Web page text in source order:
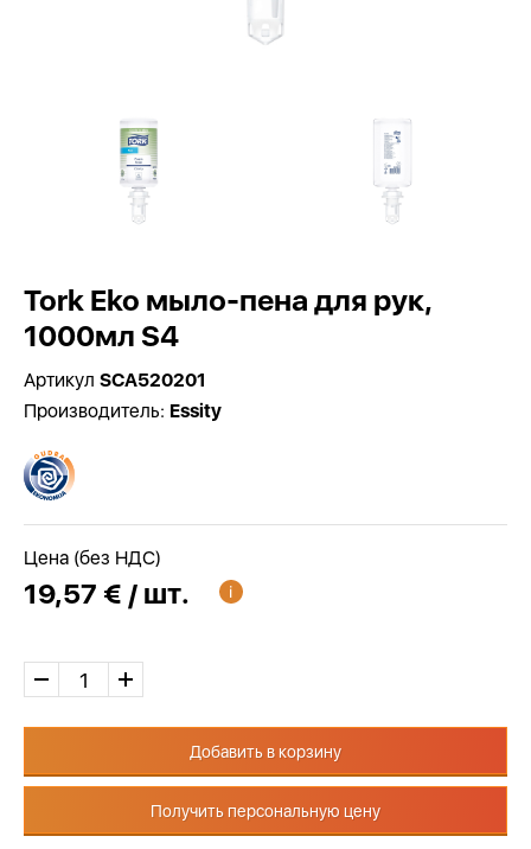
Tork Eko мыло-пена для рук,
1000мл S4
Артикул SCA520201
Производитель: Essity
Цена (без НДС)
19,57 € / шт.
Добавить в корзину
Получить персональную цену